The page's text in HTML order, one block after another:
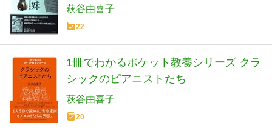
萩谷由喜子
22
1冊でわかるポケット教養シリーズ クラ
シックのピアニストたち
萩谷由喜子
20